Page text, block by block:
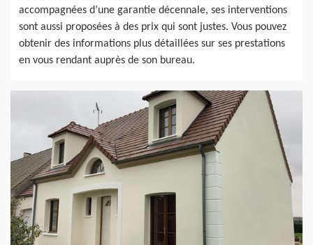
accompagnées d’une garantie décennale, ses interventions
sont aussi proposées à des prix qui sont justes. Vous pouvez
obtenir des informations plus détaillées sur ses prestations
en vous rendant auprès de son bureau.